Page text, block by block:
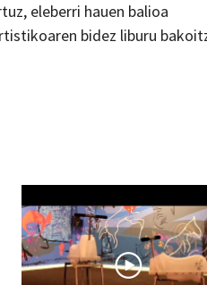
eleberri hauen balioa
bidez liburu